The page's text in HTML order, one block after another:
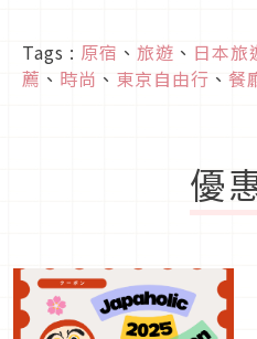
Tags : 原宿 、 旅遊 、 日本旅
薦 、 時尚 、 東京自由行 、 餐
優